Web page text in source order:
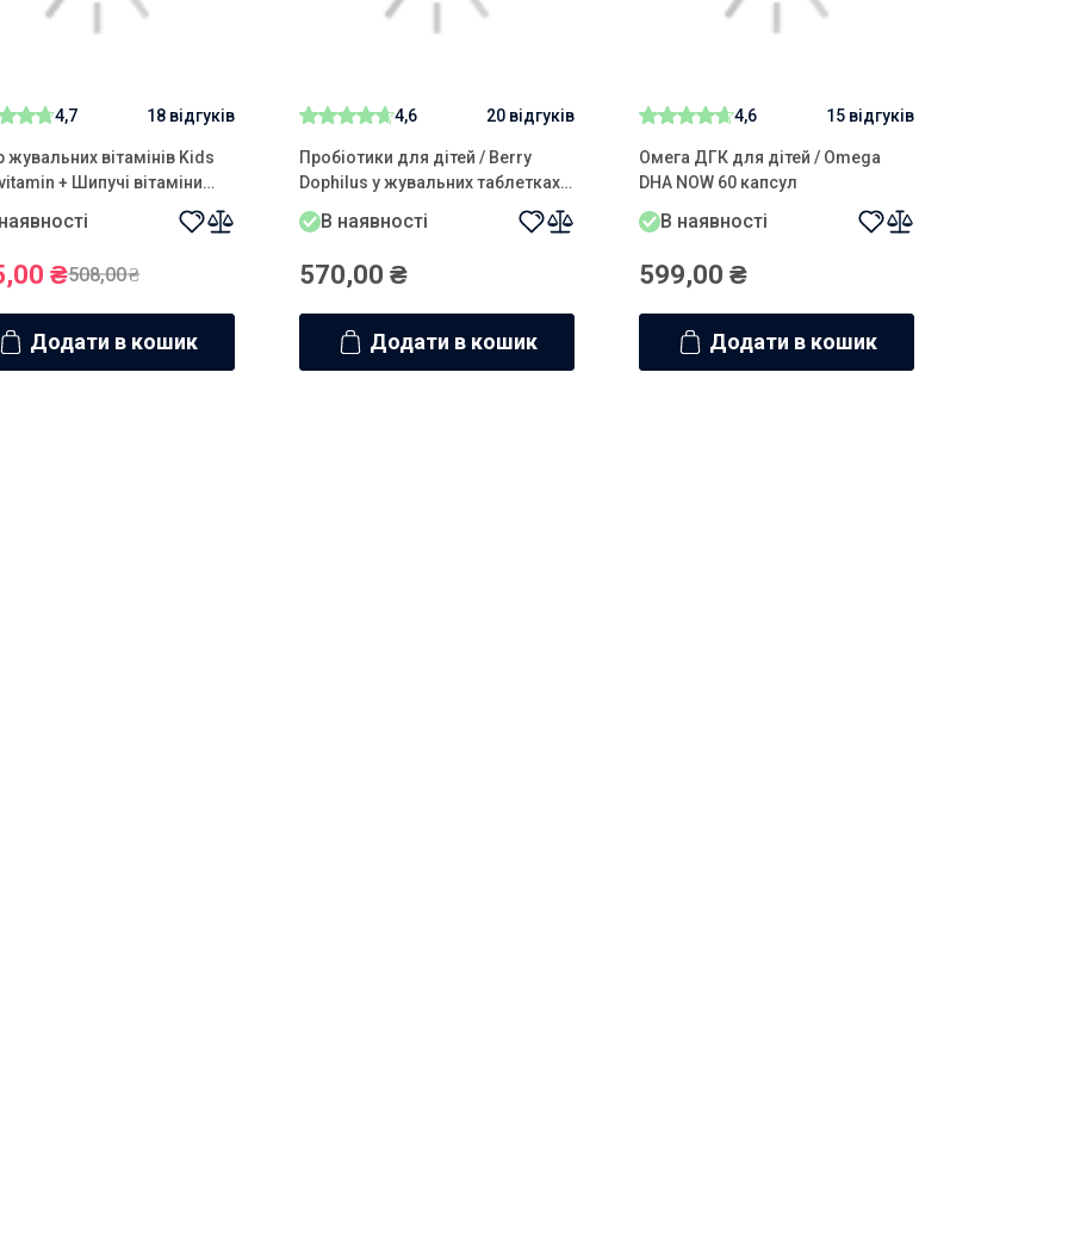
4,7 18 відгуків
жувальних вітамінів Kids
+ Шипучі вітаміни
Kids NOVEL
₴508,00₴
Додати в кошик
4,6 20 відгуків
Пробіотики для дітей / Berry
Dophilus у жувальних таблетках
В наявності
570,00 ₴
Додати в кошик
4,6 15 відгуків
Омега ДГК для дітей / Omega
DHA NOW 60 капсул
В наявності
599,00 ₴
Додати в кошик